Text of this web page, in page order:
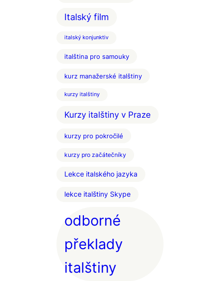
Italský film
italský konjunktiv
italština pro samouky
kurz manažerské italštiny
kurzy italštiny
Kurzy italštiny v Praze
kurzy pro pokročilé
kurzy pro začátečníky
Lekce italského jazyka
lekce italštiny Skype
odborné
překlady
italštiny